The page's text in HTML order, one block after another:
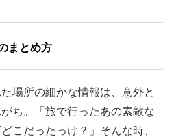
ト 03:18
め方 04:29
まとめ方
場所の細かな情報は、意外と
ち。「旅で行ったあの素敵な
こだったっけ？」そんな時、